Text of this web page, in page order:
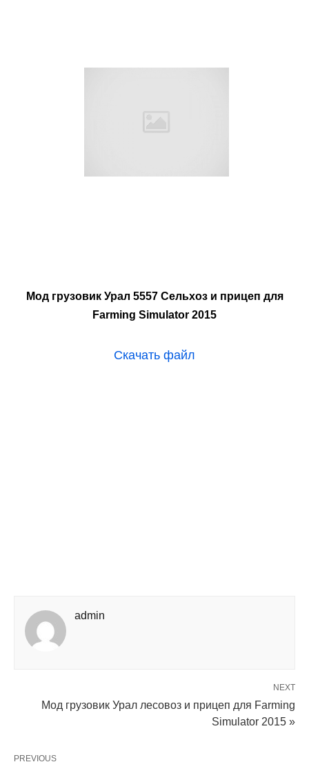
Мод грузовик Урал 5557 Сельхоз и прицеп для
Farming Simulator 2015
Скачать файл
admin
NEXT
Мод грузовик Урал лесовоз и прицеп для Farming
Simulator 2015 »
PREVIOUS